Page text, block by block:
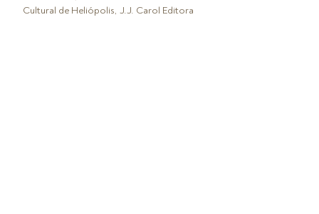
Cultural de Heliópolis, J.J. Carol Editora